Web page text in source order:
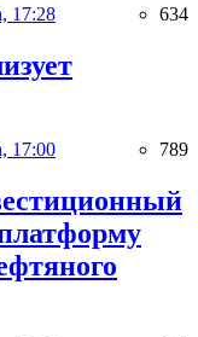
17:28 634
17:00 789